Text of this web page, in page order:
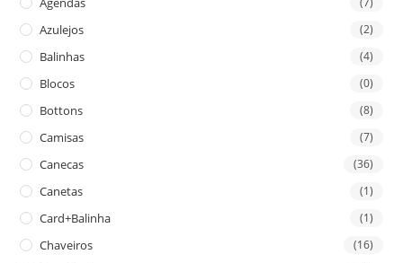
Azulejos (2)
Balinhas (4)
Blocos (0)
Bottons (8)
Camisas (7)
Canecas (36)
Canetas (1)
Card+Balinha (1)
Chaveiros (16)